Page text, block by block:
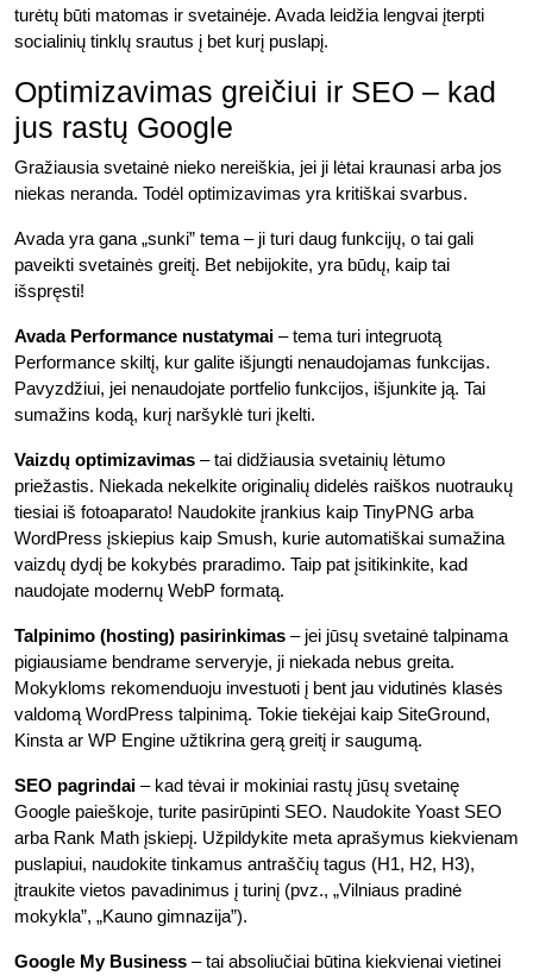
turėtų būti matomas ir svetainėje. Avada leidžia lengvai įterpti
socialinių tinklų srautus į bet kurį puslapį.
Optimizavimas greičiui ir SEO – kad
jus rastų Google
Gražiausia svetainė nieko nereiškia, jei ji lėtai kraunasi arba jos
niekas neranda. Todėl optimizavimas yra kritiškai svarbus.
Avada yra gana „sunki” tema – ji turi daug funkcijų, o tai gali
paveikti svetainės greitį. Bet nebijokite, yra būdų, kaip tai
išspręsti!
Avada Performance nustatymai – tema turi integruotą
Performance skiltį, kur galite išjungti nenaudojamas funkcijas.
Pavyzdžiui, jei nenaudojate portfelio funkcijos, išjunkite ją. Tai
sumažins kodą, kurį naršyklė turi įkelti.
Vaizdų optimizavimas – tai didžiausia svetainių lėtumo
priežastis. Niekada nekelkite originalių didelės raiškos nuotraukų
tiesiai iš fotoaparato! Naudokite įrankius kaip TinyPNG arba
WordPress įskiepius kaip Smush, kurie automatiškai sumažina
vaizdų dydį be kokybės praradimo. Taip pat įsitikinkite, kad
naudojate modernų WebP formatą.
Talpinimo (hosting) pasirinkimas – jei jūsų svetainė talpinama
pigiausiame bendrame serveryje, ji niekada nebus greita.
Mokykloms rekomenduoju investuoti į bent jau vidutinės klasės
valdomą WordPress talpinimą. Tokie tiekėjai kaip SiteGround,
Kinsta ar WP Engine užtikrina gerą greitį ir saugumą.
SEO pagrindai – kad tėvai ir mokiniai rastų jūsų svetainę
Google paieškoje, turite pasirūpinti SEO. Naudokite Yoast SEO
arba Rank Math įskiepį. Užpildykite meta aprašymus kiekvienam
puslapiui, naudokite tinkamus antraščių tagus (H1, H2, H3),
įtraukite vietos pavadinimus į turinį (pvz., „Vilniaus pradinė
mokykla”, „Kauno gimnazija”).
Google My Business – tai absoliučiai būtina kiekvienai vietinei